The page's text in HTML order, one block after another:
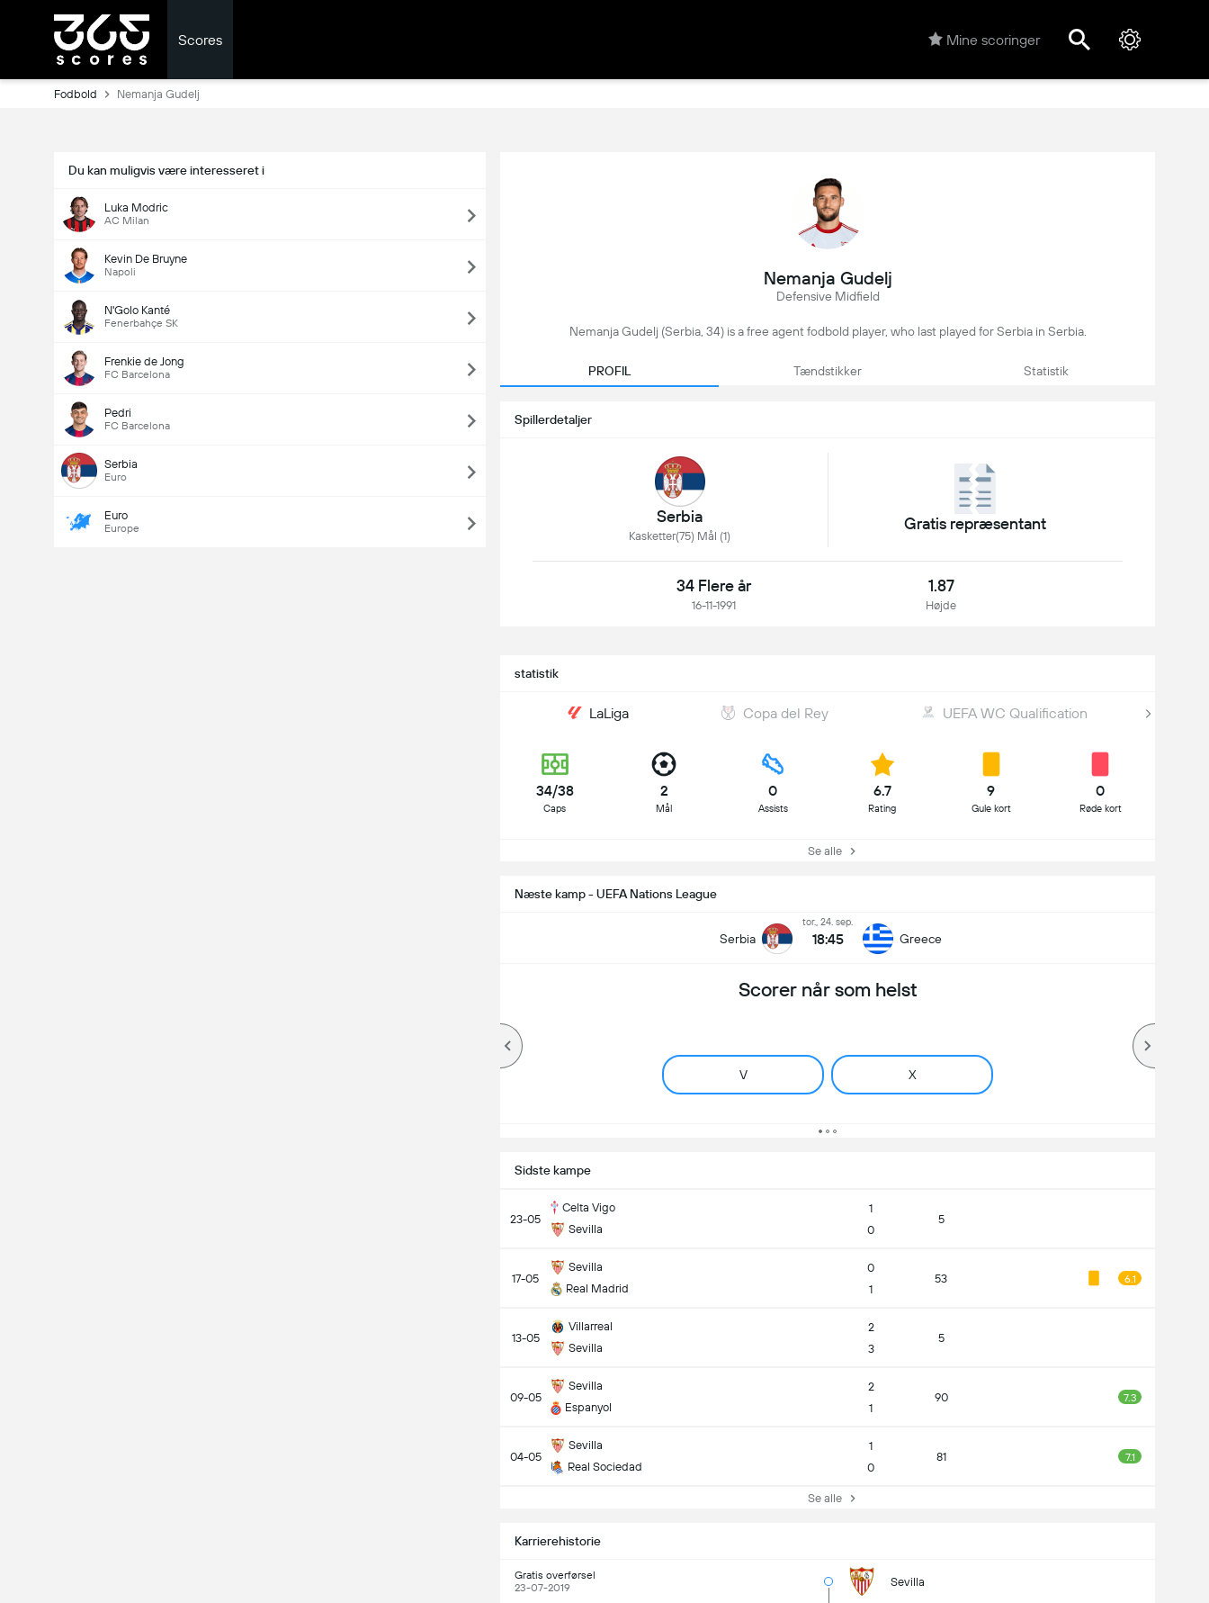
Scores Mine scoringer
Fodbold Nemanja Gudelj
Du kan muligvis være interesseret i
Luka Modric
AC Milan
Kevin De Bruyne
Napoli
N'Golo Kanté
Fenerbahçe SK
Frenkie de Jong
FC Barcelona
Pedri
FC Barcelona
Serbia
Euro
Euro
Europe
Nemanja Gudelj
Defensive Midfield
Nemanja Gudelj (Serbia, 34) is a free agent fodbold player, who last played for Serbia in Serbia.
PROFIL Tændstikker Statistik
Spillerdetaljer
Serbia
Kasketter(75) Mål (1)
Gratis repræsentant
34 Flere år
16-11-1991
1.87
Højde
statistik
LaLiga Copa del Rey UEFA WC Qualification
34/38
Caps
2
Mål
0
Assists
6.7
Rating
9
Gule kort
0
Røde kort
Se alle
Næste kamp - UEFA Nations League
Serbia
tor., 24. sep.
18:45 Greece
Scorer når som helst
V X
Sidste kampe
23-05
Celta Vigo
Sevilla
1
0
5
17-05
Sevilla
Real Madrid
0
1
53 6.1
13-05
Villarreal
Sevilla
2
3
5
09-05
Sevilla
Espanyol
2
1
90 7.3
04-05
Sevilla
Real Sociedad
1
0
81 7.1
Se alle
Karrierehistorie
Gratis overførsel
23-07-2019
Sevilla